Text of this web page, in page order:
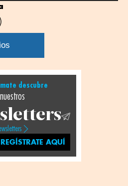
descubre
REGÍSTRATE AQUÍ